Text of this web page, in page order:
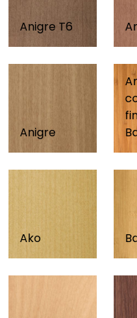
Anigre T6
Anigre
Ako